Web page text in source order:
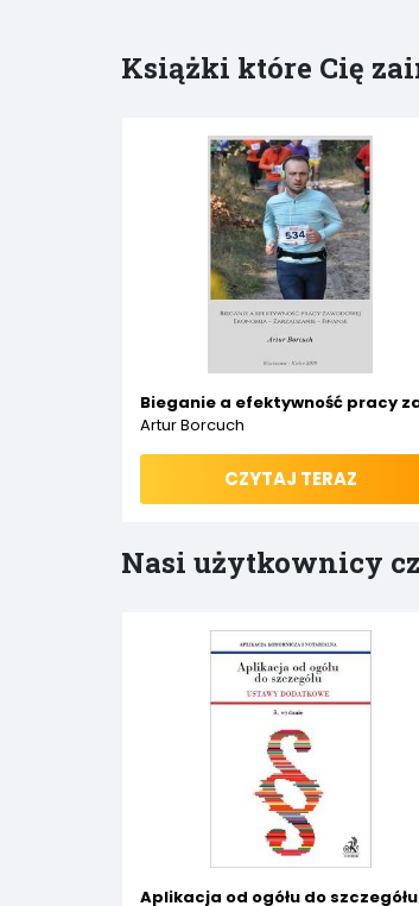
Książki które Cię
Bieganie a efektywność pracy
Artur Borcuch
CZYTAJ TERAZ
Nasi użytkownicy
Aplikacja od ogółu do